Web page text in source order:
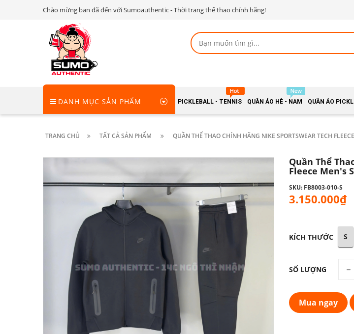
Chào mừng bạn đã đến với Sumoauthentic - Thời trang thể thao chính hãng!
DANH MỤC SẢN PHẨM PICKLEBALL - TENNIS QUẦN ÁO HÈ - NAM QUẦN ÁO
TRANG CHỦ TẤT CẢ SẢN PHẨM QUẦN THỂ THAO CHÍNH HÃNG NIKE SPORTSWEAR TECH
Quần Thể
Fleece Men's
SKU: FB8003-010-S
3.150.000₫
KÍCH THƯỚC S
SỐ LƯỢNG
Mua ngay